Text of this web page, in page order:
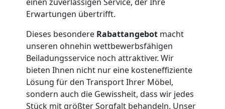
Erwartungen übertrifft.
Dieses besondere Rabattangebot macht
unseren ohnehin wettbewerbsfähigen
Beiladungsservice noch attraktiver. Wir
bieten Ihnen nicht nur eine kosteneffiziente
Lösung für den Transport Ihrer Möbel,
sondern auch die Gewissheit, dass wir jedes
Stück mit größter Sorgfalt behandeln. Unser
Full-
Service-
Umzug
Wolfsberg